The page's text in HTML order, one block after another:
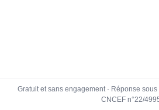
Gratuit et sans engagement · Réponse sous
CNCEF n°22/